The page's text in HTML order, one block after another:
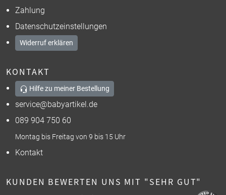
Zahlung
Datenschutzeinstellungen
Widerruf erklären
KONTAKT
Hilfe zu meiner Bestellung
service@babyartikel.de
089 904 750 60
Montag bis Freitag von 9 bis 15 Uhr
Kontakt
KUNDEN BEWERTEN UNS MIT "SEHR GUT"